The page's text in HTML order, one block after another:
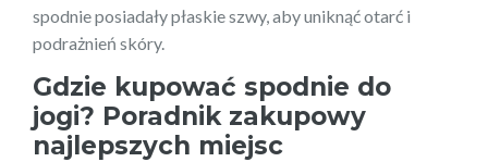
spodnie posiadały płaskie szwy, aby uniknąć otarć i
podrażnień skóry.
Gdzie kupować spodnie do
jogi? Poradnik zakupowy
najlepszych miejsc